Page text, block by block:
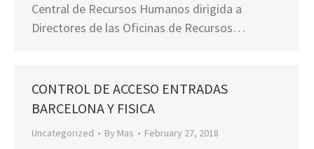
Central de Recursos Humanos dirigida a
Directores de las Oficinas de Recursos…
CONTROL DE ACCESO ENTRADAS
BARCELONA Y FISICA
Uncategorized By Mas February 27, 2018